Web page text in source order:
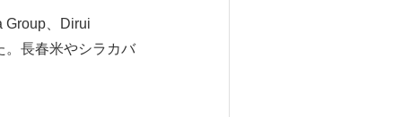
Group、Dirui
。長春米やシラカバ